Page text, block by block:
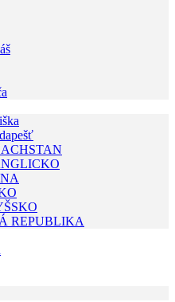
REPUBLIKA